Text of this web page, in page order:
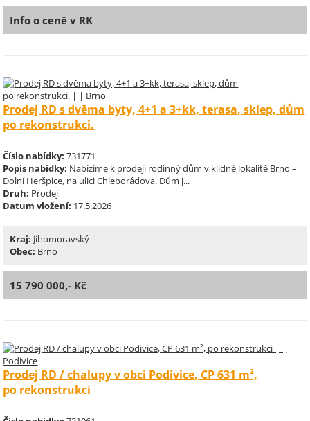
Info o ceně v RK
Prodej RD s dvěma byty, 4+1 a 3+kk, terasa, sklep, dům
po rekonstrukci.
Číslo nabídky: 731771
Popis nabídky: Nabízíme k prodeji rodinný dům v klidné lokalitě Brno –
Dolní Heršpice, na ulici Chleborádova. Dům j...
Druh: Prodej
Datum vložení: 17.5.2026
Kraj: Jihomoravský
Obec: Brno
15 790 000,- Kč
Prodej RD / chalupy v obci Podivice, CP 631 m²,
po rekonstrukci